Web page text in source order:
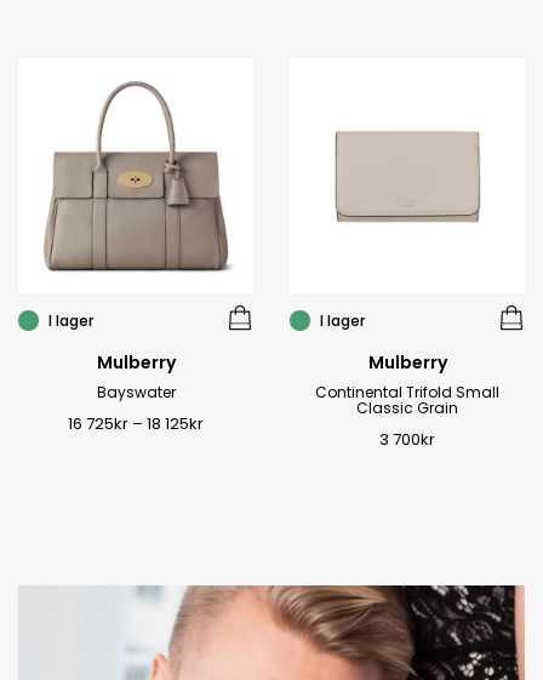
I lager
Mulberry
Bayswater
16 725kr – 18 125kr
I lager
Mulberry
Continental Trifold Small
Classic Grain
3 700kr